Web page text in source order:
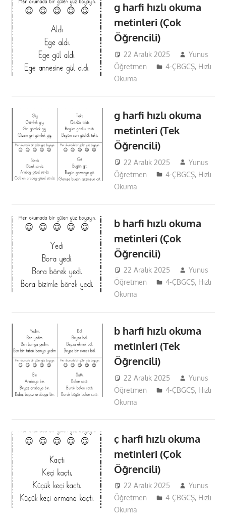
g harfi hızlı okuma
metinleri (Çok
Öğrencili)
22 Aralık 2025
Yunus
Öğretmen
4-ÇBGCŞ, Hızlı
Okuma
g harfi hızlı okuma
metinleri (Tek
Öğrencili)
22 Aralık 2025
Yunus
Öğretmen
4-ÇBGCŞ, Hızlı
Okuma
b harfi hızlı okuma
metinleri (Çok
Öğrencili)
22 Aralık 2025
Yunus
Öğretmen
4-ÇBGCŞ, Hızlı
Okuma
b harfi hızlı okuma
metinleri (Tek
Öğrencili)
22 Aralık 2025
Yunus
Öğretmen
4-ÇBGCŞ, Hızlı
Okuma
ç harfi hızlı okuma
metinleri (Çok
Öğrencili)
22 Aralık 2025
Yunus
Öğretmen
4-ÇBGCŞ, Hızlı
Okuma